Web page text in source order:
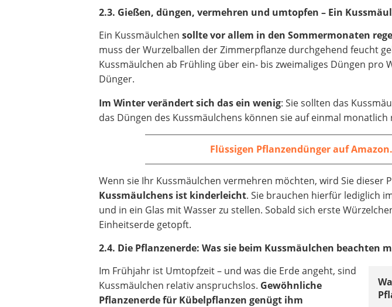
2.3. Gießen, düngen, vermehren und umtopfen – Ein
Ein Kussmäulchensollte vor allem in den Sommermonaten
muss der Wurzelballen der Zimmerpflanze durchgehend feucht
Kussmäulchen ab Frühling über ein- bis zweimaliges Düngen pro
Dünger.
Im Winter verändert sich das ein wenig: Sie sollten das
das Düngen des Kussmäulchens können sie auf einmal monatlich
Flüssigen Pflanzendünger auf
Wenn sie Ihr Kussmäulchen vermehren möchten, wird Sie dieser
Kussmäulchens ist kinderleicht. Sie brauchen hierfür lediglich
und in ein Glas mit Wasser zu stellen. Sobald sich erste
Einheitserde getopft.
2.4. Die Pflanzenerde: Was sie beim Kussmäulchen beachten
Im Frühjahr ist Umtopfzeit – und was die Erde angeht, sind
Kussmäulchen relativ anspruchslos. Gewöhnliche
Pflanzenerde für Kübelpflanzen genügt ihm